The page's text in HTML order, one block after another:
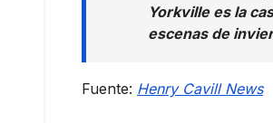
Yorkville es la
escenas de
Fuente: Henry Cavill News